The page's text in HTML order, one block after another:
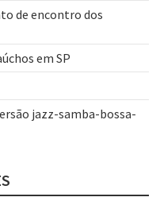
de encontro dos
em SP
jazz-samba-bossa-